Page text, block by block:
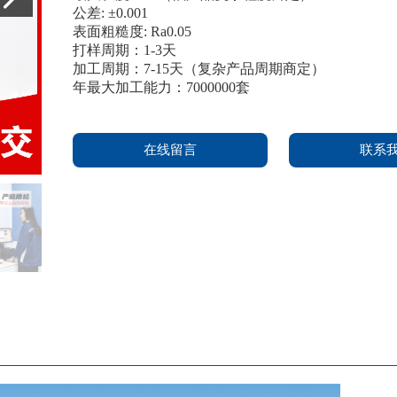
公差: ±0.001
表面粗糙度: Ra0.05
打样周期：1-3天
加工周期：7-15天（复杂产品周期商定）
年最大加工能力：7000000套
在线留言 联系